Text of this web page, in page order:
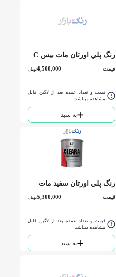
رنگ پلي اورتان مات بيس C
کلرا گالن
قیمت 4,500,000تومان
قیمت و تعداد عمده بعد از لاگین قابل
مشاهده میباشد
به سبد
رنگ پلي اورتان سفيد مات
کلرا گالن
قیمت 5,300,000تومان
قیمت و تعداد عمده بعد از لاگین قابل
مشاهده میباشد
به سبد